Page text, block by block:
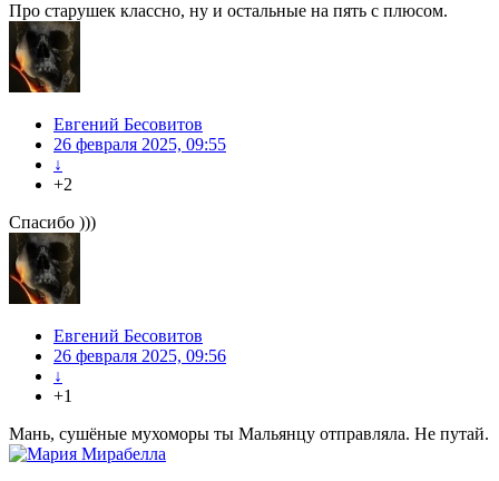
Про старушек классно, ну и остальные на пять с плюсом.
Евгений Бесовитов
26 февраля 2025, 09:55
↓
+2
Спасибо )))
Евгений Бесовитов
26 февраля 2025, 09:56
↓
+1
Мань, сушёные мухоморы ты Мальянцу отправляла. Не путай.